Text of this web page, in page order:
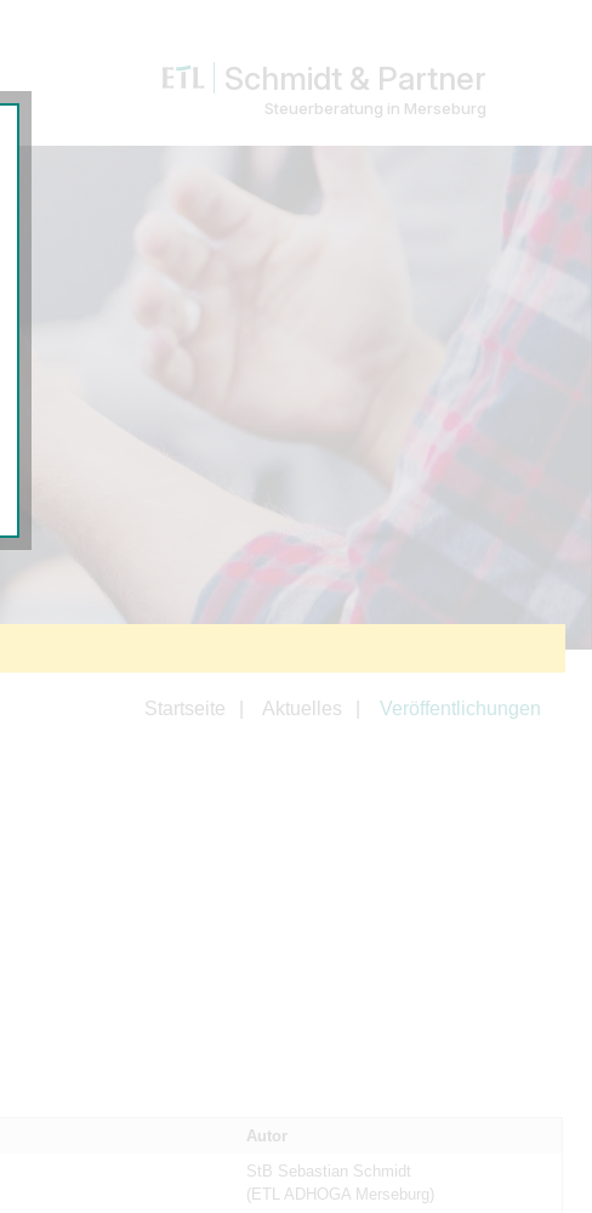
Schmidt & Partner
Steuerberatung in Merseburg
Startseite Aktuelles Veröffentlichungen
Autor
StB Sebastian Schmidt
(ETL ADHOGA Merseburg)